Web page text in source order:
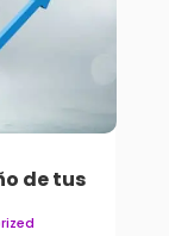
de tus